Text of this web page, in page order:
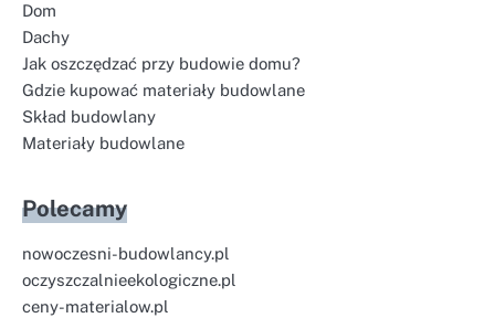
Dom
Dachy
Jak oszczędzać przy budowie domu?
Gdzie kupować materiały budowlane
Skład budowlany
Materiały budowlane
Polecamy
nowoczesni-budowlancy.pl
oczyszczalnieekologiczne.pl
ceny-materialow.pl